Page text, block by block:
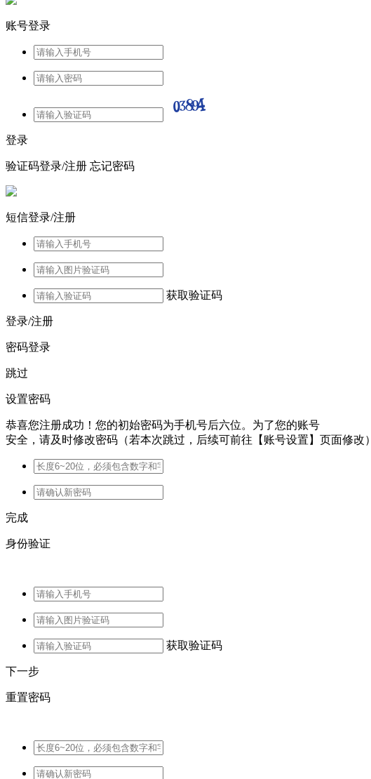
账号登录
登录
验证码登录/注册 忘记密码
短信登录/注册
获取验证码
登录/注册
密码登录
跳过
设置密码
恭喜您注册成功！您的初始密码为手机号后六位。为了您的账号
安全，请及时修改密码（若本次跳过，后续可前往【账号设置】页面修改）
完成
身份验证
获取验证码
下一步
重置密码